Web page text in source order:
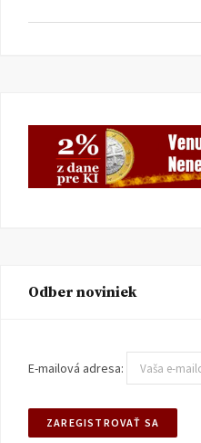
Odber noviniek
E-mailová adresa: